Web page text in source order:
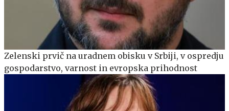
Zelenski prvič na uradnem obisku v Srbiji, v ospredju
gospodarstvo, varnost in evropska prihodnost